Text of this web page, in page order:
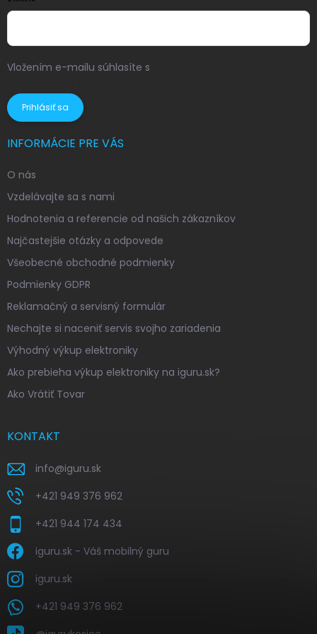
Vložením e-mailu súhlasíte s
Prihlásiť sa
INFORMÁCIE PRE VÁS
O nás
Vzdelávajte sa s nami
Hodnotenia a referencie od našich zákazníkov
Najčastejšie otázky a odpovede
Všeobecné obchodné podmienky
Podmienky GDPR
Reklamačný a servisný formulár
Nechajte si naceniť servis svojho zariadenia
Výhodný výkup elektroniky
Ako prebieha výkup elektroniky na iguru.sk?
Ako Vrátiť Tovar
KONTAKT
info@iguru.sk
+421 949 376 962
+421 944 174 434
iguru.sk - Váš mobilný guru
iguru.sk
+421 949 376 962